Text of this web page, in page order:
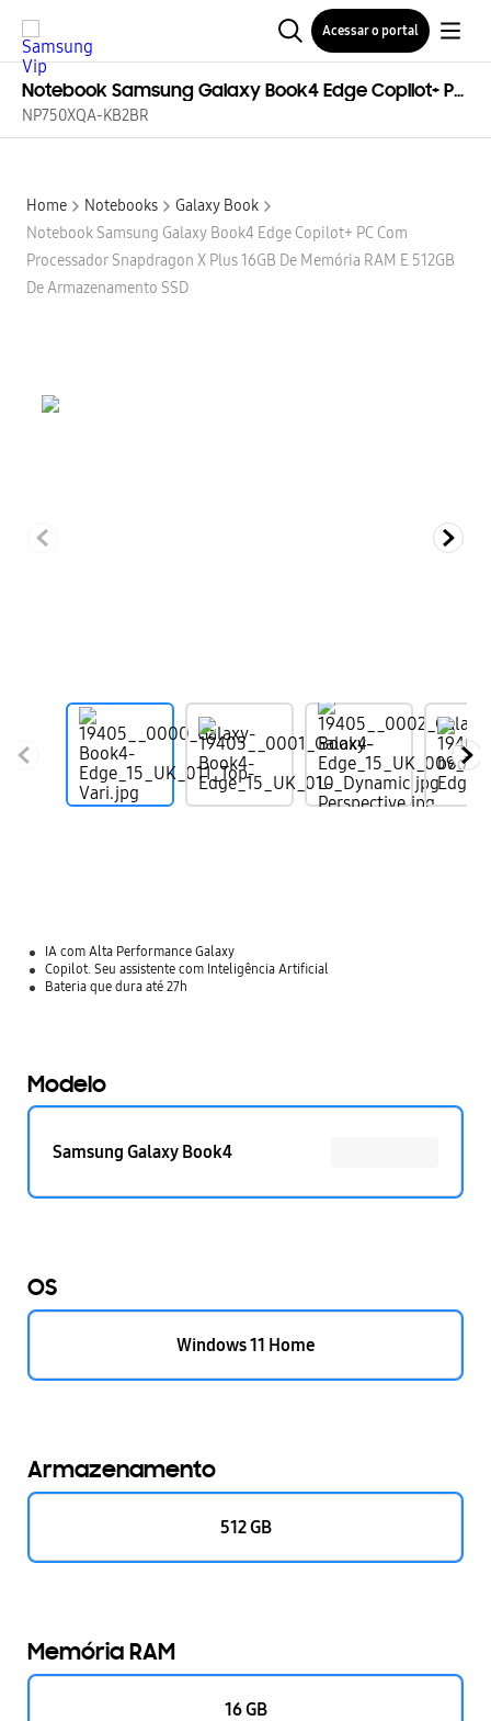
Acessar o portal
Notebook Samsung Galaxy Book4 Edge Copilot+ PC com Processador Snapdragon X Plus 16GB de Memória RAM e 512GB de Armazenamento SSD
NP750XQA-KB2BR
Home Notebooks
Galaxy Book
Notebook Samsung Galaxy Book4 Edge Copilot+ PC Com
Processador Snapdragon X Plus 16GB De Memória RAM E 512GB
De Armazenamento SSD
IA com Alta Performance Galaxy
Copilot. Seu assistente com Inteligência Artificial
Bateria que dura até 27h
Modelo
Samsung Galaxy Book4
OS
Windows 11 Home
Armazenamento
512 GB
Memória RAM
16 GB